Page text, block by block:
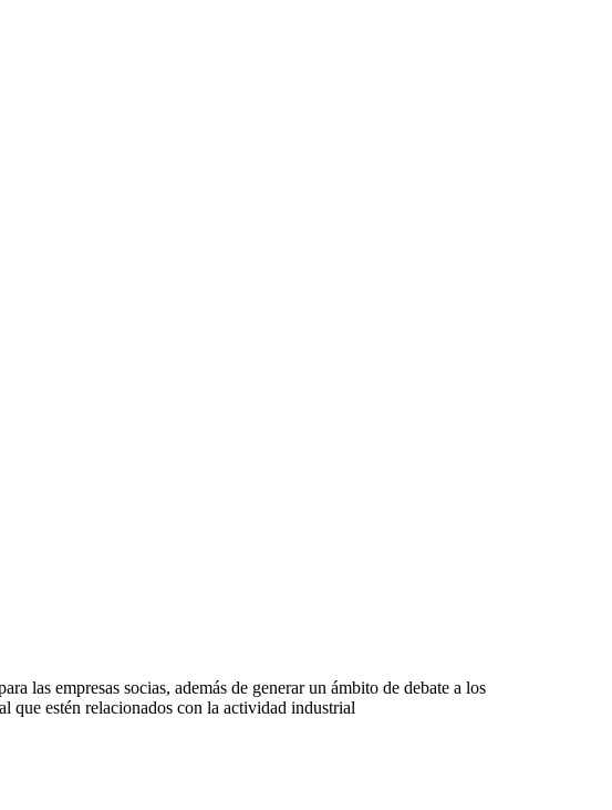
las empresas socias, además de generar un ámbito de debate a los
que estén relacionados con la actividad industrial